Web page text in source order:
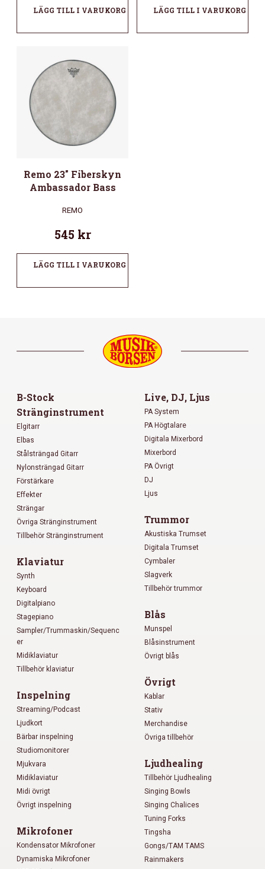
LÄGG TILL I VARUKORG LÄGG TILL I VARUKORG
Remo 23″ Fiberskyn
Ambassador Bass
REMO
545 kr
LÄGG TILL I VARUKORG
B-Stock
Stränginstrument
Elgitarr
Elbas
Stålsträngad Gitarr
Nylonsträngad Gitarr
Förstärkare
Effekter
Strängar
Övriga Stränginstrument
Tillbehör Stränginstrument
Klaviatur
Synth
Keyboard
Digitalpiano
Stagepiano
Sampler/Trummaskin/Sequenc
er
Midiklaviatur
Tillbehör klaviatur
Inspelning
Streaming/Podcast
Ljudkort
Bärbar inspelning
Studiomonitorer
Mjukvara
Midiklaviatur
Midi övrigt
Övrigt inspelning
Mikrofoner
Kondensator Mikrofoner
Dynamiska Mikrofoner
Live, DJ, Ljus
PA System
PA Högtalare
Digitala Mixerbord
Mixerbord
PA Övrigt
DJ
Ljus
Trummor
Akustiska Trumset
Digitala Trumset
Cymbaler
Slagverk
Tillbehör trummor
Blås
Munspel
Blåsinstrument
Övrigt blås
Övrigt
Kablar
Stativ
Merchandise
Övriga tillbehör
Ljudhealing
Tillbehör Ljudhealing
Singing Bowls
Singing Chalices
Tuning Forks
Tingsha
Gongs/TAM TAMS
Rainmakers